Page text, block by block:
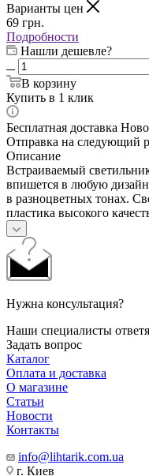
Варианты цен
69 грн.
Подробности
Нашли дешевле?
В корзину
Купить в 1 клик
Бесплатная доставка
Отправка на следующий
Описание
Встраиваемый
впишется в любую
в разноцветных тонах.
пластика высокого
Нужна консультация?
Наши специалисты
Задать вопрос
Каталог
Оплата и доставка
О магазине
Статьи
Новости
Контакты
info@lihtarik.com.ua
г. Киев